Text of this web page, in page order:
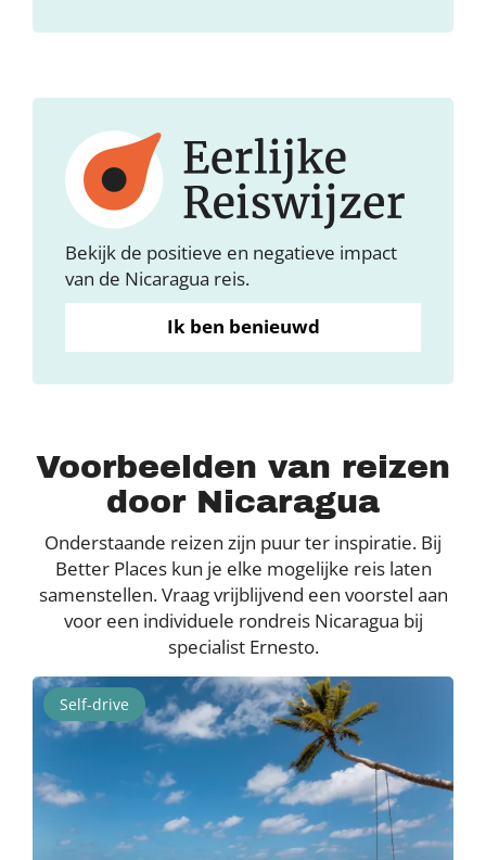
Bekijk de positieve en negatieve impact
van de Nicaragua reis.
Ik ben benieuwd
Voorbeelden van reizen
door Nicaragua
Onderstaande reizen zijn puur ter inspiratie. Bij
Better Places kun je elke mogelijke reis laten
samenstellen. Vraag vrijblijvend een voorstel aan
voor een individuele rondreis Nicaragua bij
specialist Ernesto.
Self-drive